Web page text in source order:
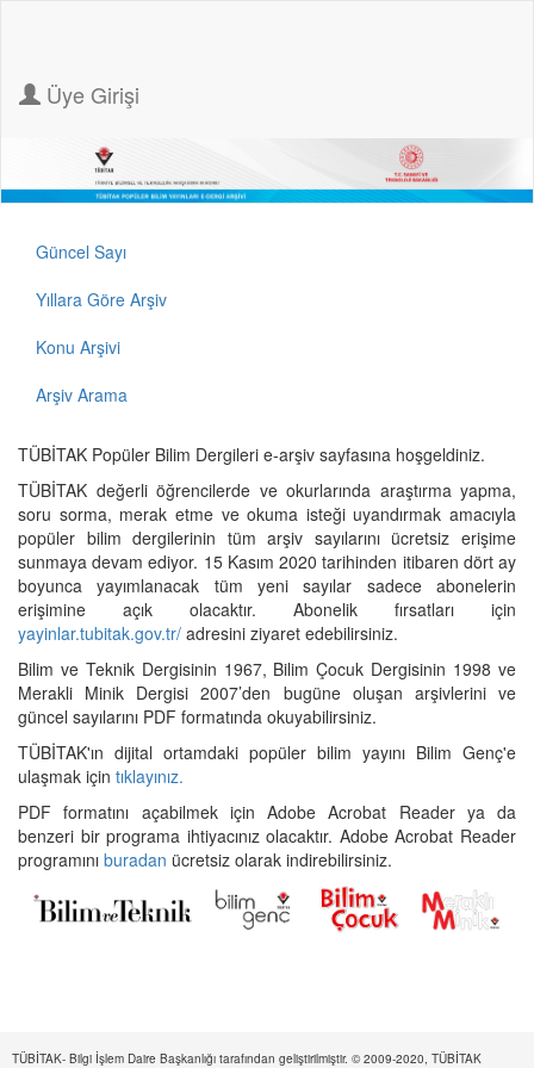
Üye Girişi
Güncel Sayı
Yıllara Göre Arşiv
Konu Arşivi
Arşiv Arama
TÜBİTAK Popüler Bilim Dergileri e-arşiv sayfasına hoşgeldiniz.
TÜBİTAK değerli öğrencilerde ve okurlarında araştırma yapma,
soru sorma, merak etme ve okuma isteği uyandırmak amacıyla
popüler bilim dergilerinin tüm arşiv sayılarını ücretsiz erişime
sunmaya devam ediyor. 15 Kasım 2020 tarihinden itibaren dört ay
boyunca yayımlanacak tüm yeni sayılar sadece abonelerin
erişimine açık olacaktır. Abonelik fırsatları için
yayinlar.tubitak.gov.tr/ adresini ziyaret edebilirsiniz.
Bilim ve Teknik Dergisinin 1967, Bilim Çocuk Dergisinin 1998 ve
Merakli Minik Dergisi 2007’den bugüne oluşan arşivlerini ve
güncel sayılarını PDF formatında okuyabilirsiniz.
TÜBİTAK'ın dijital ortamdaki popüler bilim yayını Bilim Genç'e
ulaşmak için tıklayınız.
PDF formatını açabilmek için Adobe Acrobat Reader ya da
benzeri bir programa ihtiyacınız olacaktır. Adobe Acrobat Reader
programını buradan ücretsiz olarak indirebilirsiniz.
TÜBİTAK- Bilgi İşlem Daire Başkanlığı tarafından geliştirilmiştir. © 2009-2020, TÜBİTAK